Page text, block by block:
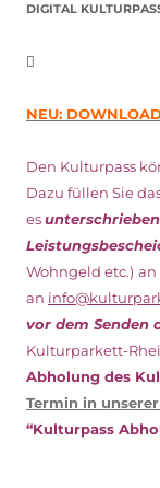
DIGITAL
NEU:
Den Kulturpass
Dazu füllen Sie
esunterschrieben
Wohngeld etc.) an
an
vor dem Senden
Kulturparkett-
Abholung des
Termin in
“Kulturpass